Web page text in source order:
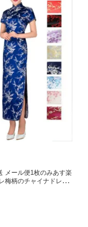
メール便1枚のみあす楽
梅柄のチャイナドレス
S〜XXL大きサイズ